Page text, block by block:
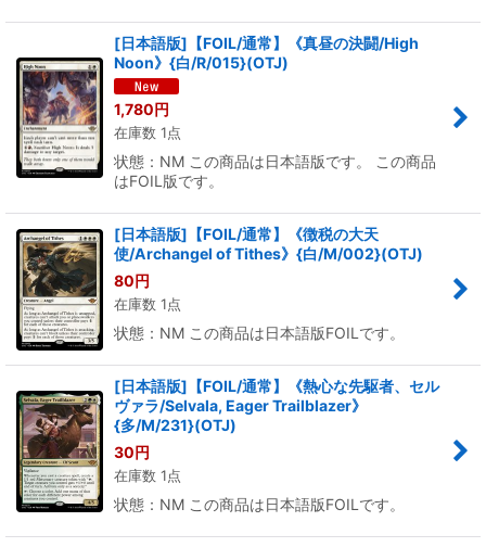
[日本語版]【FOIL/通常】《真昼の決闘/High
Noon》{白/R/015}(OTJ)
1,780円
在庫数 1点
状態：NM この商品は日本語版です。 この商品
はFOIL版です。
[日本語版]【FOIL/通常】《徴税の大天
使/Archangel of Tithes》{白/M/002}(OTJ)
80円
在庫数 1点
状態：NM この商品は日本語版FOILです。
[日本語版]【FOIL/通常】《熱心な先駆者、セル
ヴァラ/Selvala, Eager Trailblazer》
{多/M/231}(OTJ)
30円
在庫数 1点
状態：NM この商品は日本語版FOILです。